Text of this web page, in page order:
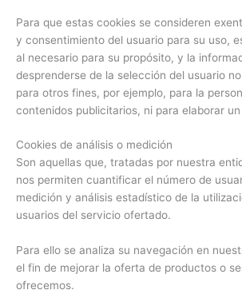
Para que estas cookies se consideren
y consentimiento del usuario para su uso,
al necesario para su propósito, y la
desprenderse de la selección del usuario
para otros fines, por ejemplo, para la
contenidos publicitarios, ni para elaborar
Cookies de análisis o medición
Son aquellas que, tratadas por nuestra
nos permiten cuantificar el número de
medición y análisis estadístico de la
usuarios del servicio ofertado.
Para ello se analiza su navegación en
el fin de mejorar la oferta de productos o
ofrecemos.